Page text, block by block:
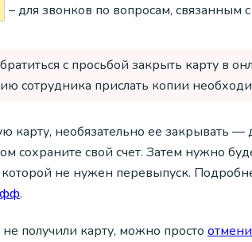
– для звонков по вопросам, связанным
с просьбой закрыть карту в
сотрудника прислать копии
карту, необязательно ее закрывать —
сохраните свой счет. Затем нужно
не нужен перевыпуск.
.
получили карту, можно просто